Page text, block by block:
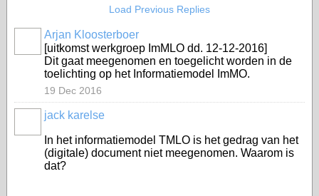
Load Previous Replies
Arjan Kloosterboer
[uitkomst werkgroep ImMLO dd. 12-12-2016]
Dit gaat meegenomen en toegelicht worden in de
toelichting op het Informatiemodel ImMO.
19 Dec 2016
jack karelse
In het informatiemodel TMLO is het gedrag van het
(digitale) document niet meegenomen. Waarom is
dat?